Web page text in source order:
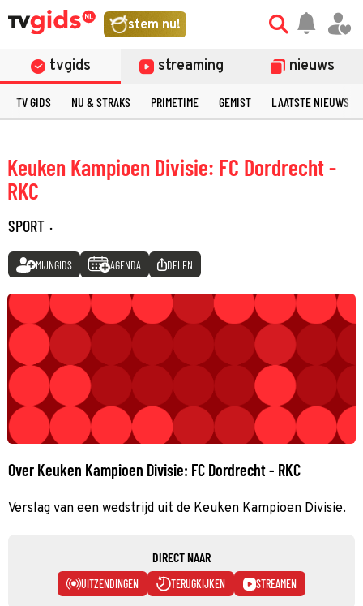
stem nu!
tvgids streaming nieuws
TV GIDS NU & STRAKS PRIMETIME GEMIST LAATSTE NIEUWS
Keuken Kampioen Divisie: FC Dordrecht -
RKC
SPORT ·
MIJNGIDS AGENDA DELEN
Over Keuken Kampioen Divisie: FC Dordrecht - RKC
Verslag van een wedstrijd uit de Keuken Kampioen Divisie.
DIRECT NAAR
UITZENDINGEN TERUGKIJKEN STREAMEN